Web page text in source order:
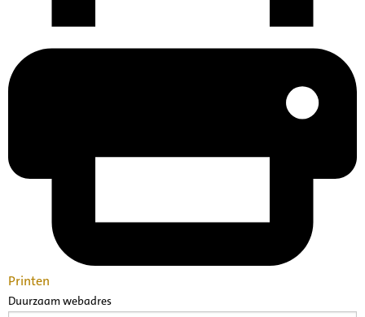
Printen
Duurzaam webadres